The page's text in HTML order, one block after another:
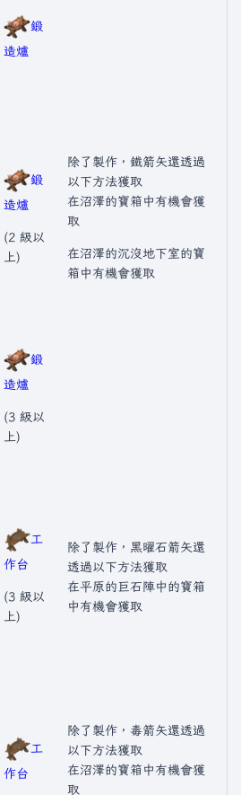
鍛
造爐
鍛
造爐
(2 級以
上)
除了製作，鐵箭矢還透過
以下方法獲取
在沼澤的寶箱中有機會獲
取
在沼澤的沉沒地下室的寶
箱中有機會獲取
鍛
造爐
(3 級以
上)
工
作台
(3 級以
上)
除了製作，黑曜石箭矢還
透過以下方法獲取
在平原的巨石陣中的寶箱
中有機會獲取
工
作台
除了製作，毒箭矢還透過
以下方法獲取
在沼澤的寶箱中有機會獲
取